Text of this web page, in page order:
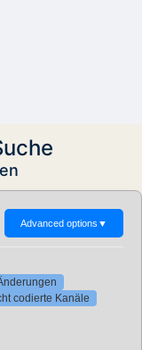
Advanced options ▼
codierte Kanäle